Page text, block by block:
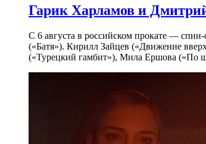
Гарик Харламов и
С 6 августа в российском прокате —
(«Батя»). Кирилл Зайцев («Движение
(«Турецкий гамбит»), Мила Ершова («По